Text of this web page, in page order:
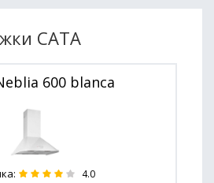
CATA
600 blanca
4.0